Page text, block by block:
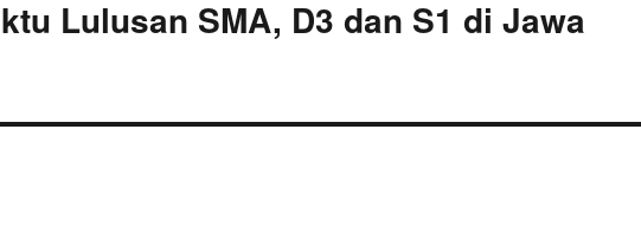
Lulusan SMA, D3 dan S1 di Jawa